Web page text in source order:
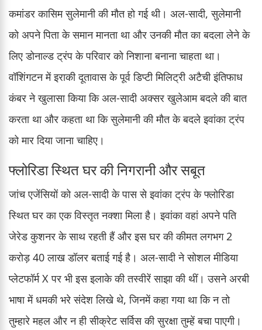
कमांडर कासिम सुलेमानी की मौत हो गई थी। अल-सादी, सुलेमानी
को अपने पिता के समान मानता था और उनकी मौत का बदला लेने के
लिए डोनाल्ड ट्रंप के परिवार को निशाना बनाना चाहता था।
वॉशिंगटन में इराकी दूतावास के पूर्व डिप्टी मिलिट्री अटैची इंतिफाध
कंबर ने खुलासा किया कि अल-सादी अक्सर खुलेआम बदले की बात
करता था और कहता था कि सुलेमानी की मौत के बदले इवांका ट्रंप
को मार दिया जाना चाहिए।
फ्लोरिडा स्थित घर की निगरानी और सबूत
जांच एजेंसियों को अल-सादी के पास से इवांका ट्रंप के फ्लोरिडा
स्थित घर का एक विस्तृत नक्शा मिला है। इवांका वहां अपने पति
जेरेड कुशनर के साथ रहती हैं और इस घर की कीमत लगभग 2
करोड़ 40 लाख डॉलर बताई गई है। अल-सादी ने सोशल मीडिया
प्लेटफॉर्म X पर भी इस इलाके की तस्वीरें साझा की थीं। उसने अरबी
भाषा में धमकी भरे संदेश लिखे थे, जिनमें कहा गया था कि न तो
तुम्हारे महल और न ही सीक्रेट सर्विस की सुरक्षा तुम्हें बचा पाएगी।